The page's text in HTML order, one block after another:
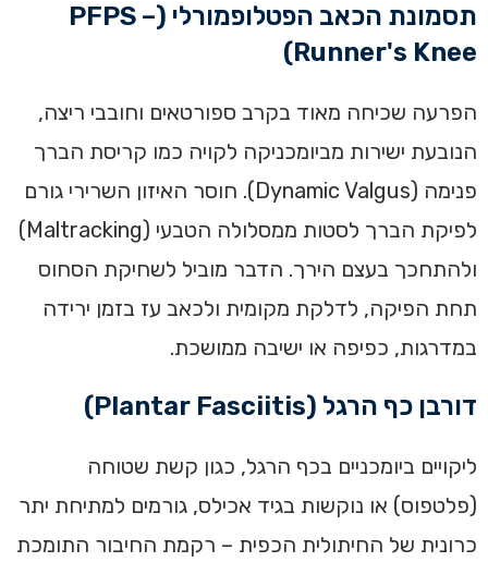
תסמונת הכאב הפטלופמורלי (PFPS –
Runner's Knee)
הפרעה שכיחה מאוד בקרב ספורטאים וחובבי ריצה,
הנובעת ישירות מביומכניקה לקויה כמו קריסת הברך
פנימה (Dynamic Valgus). חוסר האיזון השרירי גורם
לפיקת הברך לסטות ממסלולה הטבעי (Maltracking)
ולהתחכך בעצם הירך. הדבר מוביל לשחיקת הסחוס
תחת הפיקה, לדלקת מקומית ולכאב עז בזמן ירידה
במדרגות, כפיפה או ישיבה ממושכת.
דורבן כף הרגל (Plantar Fasciitis)
ליקויים ביומכניים בכף הרגל, כגון קשת שטוחה
(פלטפוס) או נוקשות בגיד אכילס, גורמים למתיחת יתר
כרונית של החיתולית הכפית – רקמת החיבור התומכת